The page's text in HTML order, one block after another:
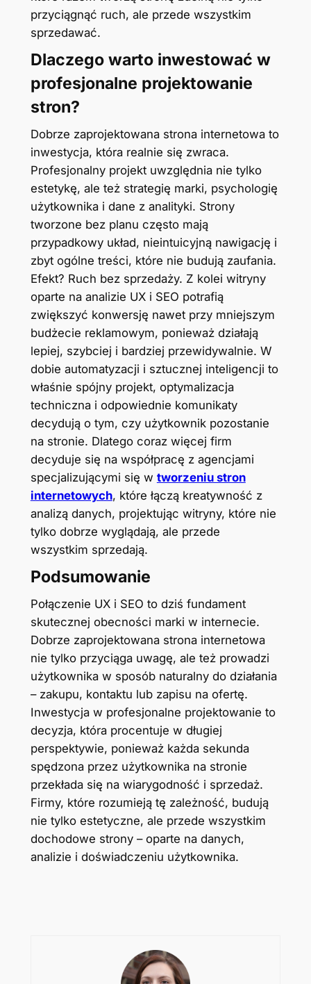
przyciągnąć ruch, ale przede wszystkim
sprzedawać.
Dlaczego warto inwestować w
profesjonalne projektowanie
stron?
Dobrze zaprojektowana strona internetowa to
inwestycja, która realnie się zwraca.
Profesjonalny projekt uwzględnia nie tylko
estetykę, ale też strategię marki, psychologię
użytkownika i dane z analityki. Strony
tworzone bez planu często mają
przypadkowy układ, nieintuicyjną nawigację i
zbyt ogólne treści, które nie budują zaufania.
Efekt? Ruch bez sprzedaży. Z kolei witryny
oparte na analizie UX i SEO potrafią
zwiększyć konwersję nawet przy mniejszym
budżecie reklamowym, ponieważ działają
lepiej, szybciej i bardziej przewidywalnie. W
dobie automatyzacji i sztucznej inteligencji to
właśnie spójny projekt, optymalizacja
techniczna i odpowiednie komunikaty
decydują o tym, czy użytkownik pozostanie
na stronie. Dlatego coraz więcej firm
decyduje się na współpracę z agencjami
specjalizującymi się w tworzeniu stron
internetowych, które łączą kreatywność z
analizą danych, projektując witryny, które nie
tylko dobrze wyglądają, ale przede
wszystkim sprzedają.
Podsumowanie
Połączenie UX i SEO to dziś fundament
skutecznej obecności marki w internecie.
Dobrze zaprojektowana strona internetowa
nie tylko przyciąga uwagę, ale też prowadzi
użytkownika w sposób naturalny do działania
– zakupu, kontaktu lub zapisu na ofertę.
Inwestycja w profesjonalne projektowanie to
decyzja, która procentuje w długiej
perspektywie, ponieważ każda sekunda
spędzona przez użytkownika na stronie
przekłada się na wiarygodność i sprzedaż.
Firmy, które rozumieją tę zależność, budują
nie tylko estetyczne, ale przede wszystkim
dochodowe strony – oparte na danych,
analizie i doświadczeniu użytkownika.